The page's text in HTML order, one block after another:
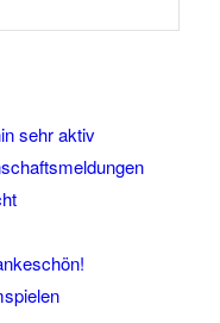
sehr aktiv